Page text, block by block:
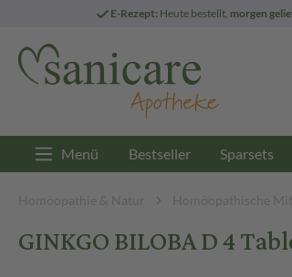
E-Rezept: Heute bestellt, morgen
Menü Bestseller Sparsets
Homöopathie & Natur Homöopathische
GINKGO BILOBA D 4